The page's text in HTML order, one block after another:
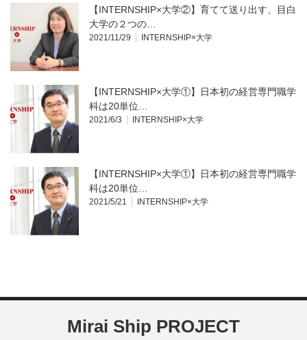
【INTERNSHIP×大学②】育てて送り出す、目白
大学の２つの…
2021/11/29 INTERNSHIP×大学
【INTERNSHIP×大学①】日本初の経営専門職学
科は20単位…
2021/6/3 INTERNSHIP×大学
【INTERNSHIP×大学①】日本初の経営専門職学
科は20単位…
2021/5/21 INTERNSHIP×大学
Mirai Ship PROJECT